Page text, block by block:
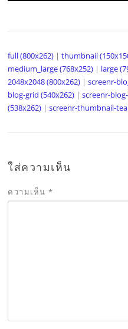
full (800x262) |thumbnail
medium_large (768x252) | large
2048x2048 (800x262) |screenr-
blog-grid (540x262) |screenr-
(538x262) |screenr-thumbnail-
ใส่ความเห็น
ความเห็น*